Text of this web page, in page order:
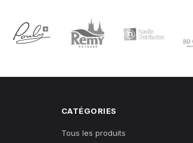
CATÉGORIES
Tous les produits